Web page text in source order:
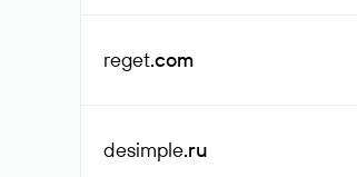
reget.com
desimple.ru